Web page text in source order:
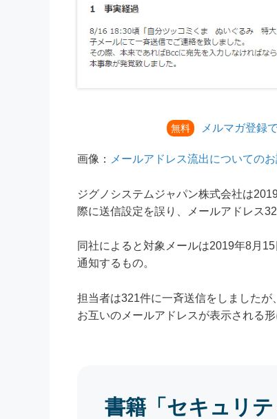
無料 メルマガ登録
画像： メールアドレス流出についての
ジグノシステムジャパン株式会社は
際に送信設定を誤り、メールアドレス
同社によると対象メールは2019年8月
通知するもの。
担当者は321件に一斉送信をしました
お互いのメールアドレスが表示される形
書籍「セキュリテ